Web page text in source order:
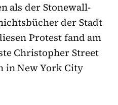
als der Stonewall-
der Stadt
Protest fand am
Christopher Street
in New York City